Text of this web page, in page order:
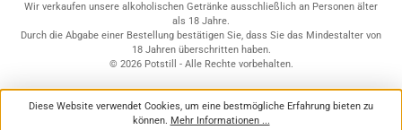
Wir verkaufen unsere alkoholischen Getränke ausschließlich an Personen älter
als 18 Jahre.
Durch die Abgabe einer Bestellung bestätigen Sie, dass Sie das Mindestalter von
18 Jahren überschritten haben.
© 2026 Potstill - Alle Rechte vorbehalten.
Diese Website verwendet Cookies, um eine bestmögliche Erfahrung bieten zu
können. Mehr Informationen ...